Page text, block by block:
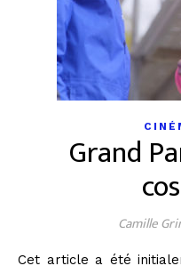
Grand
Camille
Cet article a été initialement publié le 25 Mai 2022 à